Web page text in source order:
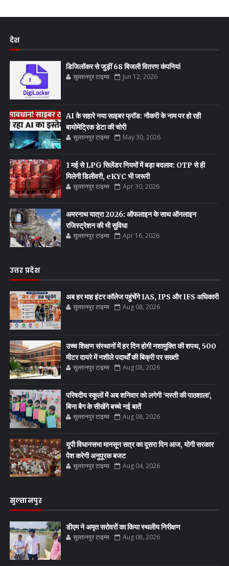
देश
डिजिलॉकर से जुड़ीं 68 बिजली वितरण कंपनियां
सुल्तानपुर टाइम्स Jun 12, 2026
AI के सहारे नया साइबर फ्रॉड: नौकरी के नाम पर हो रही
बायोमेट्रिक डेटा की चोरी
सुल्तानपुर टाइम्स May 30, 2026
1 मई से LPG सिलेंडर नियमों में बड़ा बदलाव: OTP से ही
मिलेगी डिलीवरी, eKYC भी जरूरी
सुल्तानपुर टाइम्स Apr 30, 2026
अमरनाथ यात्रा 2026: ऑफलाइन के साथ ऑनलाइन
रजिस्ट्रेशन की भी सुविधा
सुल्तानपुर टाइम्स Apr 16, 2026
उत्तर प्रदेश
अब हर माह इंटर कॉलेज पहुंचेंगे IAS, IPS और IFS अधिकारी
सुल्तानपुर टाइम्स Aug 08, 2026
उच्च शिक्षण संस्थानों में हर दिन होगी नशामुक्ति की शपथ, 500
मीटर दायरे में नशीले पदार्थों की बिक्री पर सख्ती
सुल्तानपुर टाइम्स Aug 08, 2026
परिषदीय स्कूलों में अब शनिवार को लगेगी ‘मस्ती की पाठशाला’,
बिना बैग के सीखेंगे बच्चे नई बातें
सुल्तानपुर टाइम्स Aug 08, 2026
यूपी विधानसभा मानसून सत्र का दूसरा दिन आज, योगी सरकार
पेश करेगी अनुपूरक बजट
सुल्तानपुर टाइम्स Aug 04, 2026
सुल्तानपुर
डीएम ने अमृत सरोवरों का किया स्थलीय निरीक्षण
सुल्तानपुर टाइम्स Aug 08, 2026